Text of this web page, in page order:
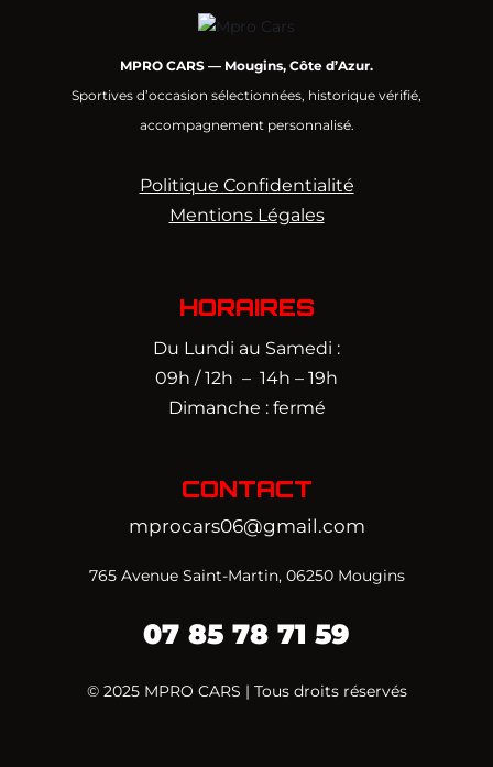
MPRO CARS — Mougins, Côte d’Azur.
Sportives d’occasion sélectionnées, historique vérifié,
accompagnement personnalisé.
Politique Confidentialité
Mentions Légales
HORAIRES
Du Lundi au Samedi :
09h / 12h – 14h – 19h
Dimanche : fermé
CONTACT
mprocars06@gmail.com
765 Avenue Saint-Martin, 06250 Mougins
07 85 78 71 59‬
© 2025 MPRO CARS | Tous droits réservés